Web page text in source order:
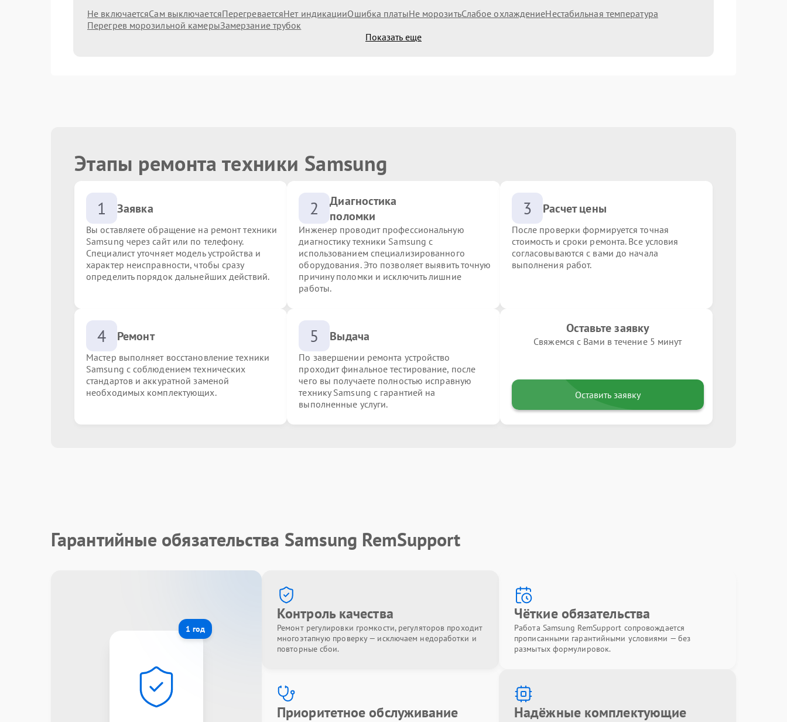
Не включаетсяСам выключаетсяПерегреваетсяНет индикацииОшибка платыНе морозитьСлабое охлаждениеНестабильная температура
Перегрев морозильной камерыЗамерзание трубок
Показать еще
Этапы ремонта техники Samsung
1 Заявка
Вы оставляете обращение на ремонт техники
Samsung через сайт или по телефону.
Специалист уточняет модель устройства и
характер неисправности, чтобы сразу
определить порядок дальнейших действий.
2
Диагностика
поломки
Инженер проводит профессиональную
диагностику техники Samsung с
использованием специализированного
оборудования. Это позволяет выявить точную
причину поломки и исключить лишние
работы.
3 Расчет цены
После проверки формируется точная
стоимость и сроки ремонта. Все условия
согласовываются с вами до начала
выполнения работ.
4 Ремонт
Мастер выполняет восстановление техники
Samsung с соблюдением технических
стандартов и аккуратной заменой
необходимых комплектующих.
5 Выдача
По завершении ремонта устройство
проходит финальное тестирование, после
чего вы получаете полностью исправную
технику Samsung с гарантией на
выполненные услуги.
Оставьте заявку
Свяжемся с Вами в течение 5 минут
Оставить заявку
Гарантийные обязательства Samsung RemSupport
1 год
Контроль качества
Ремонт регулировки громкости, регуляторов проходит
многоэтапную проверку — исключаем недоработки и
повторные сбои.
Чёткие обязательства
Работа Samsung RemSupport сопровождается
прописанными гарантийными условиями — без
размытых формулировок.
Приоритетное обслуживание Надёжные комплектующие